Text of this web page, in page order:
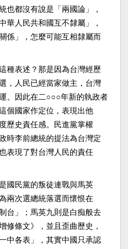
也都沒有說是「兩國論」，
華人民共和國互不隸屬」，
係」，怎麼可能互相隸屬而
種表述？那是因為台灣經歷
，人民已經當家做主，台灣
。因此在二○○○年新的執政者
個國家作定位，表現出他
歷史責任感。民進黨掌權
時李前總統的提法為台灣定
表現了對台灣人民的責任
國民黨的叛徒連戰與馬英
兩次選總統落選而懷恨在
台」；馬英九則是白痴般去
修條文》，並且歪曲歷史，
中各表」，其實中國只承認